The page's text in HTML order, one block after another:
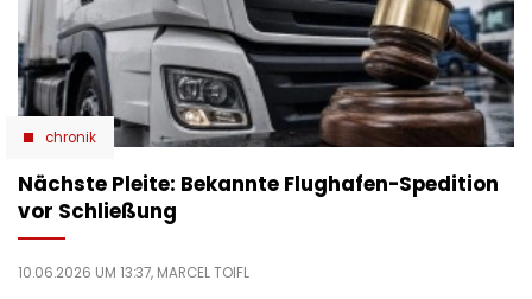
chronik
Nächste Pleite: Bekannte Flughafen-Spedition
vor Schließung
10.06.2026 UM 13:37, MARCEL TOIFL